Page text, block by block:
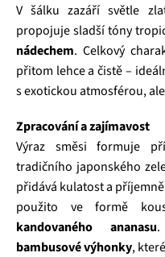
V šálku zazáří světle
propojuje sladší tóny
nádechem. Celkový
přitom lehce a čistě –
s exotickou atmosférou,
Zpracování a zajímavost
Výraz směsi formuje
tradičního japonského
přidává kulatost a
použito ve formě
kandovaného ananasu
bambusové výhonky,